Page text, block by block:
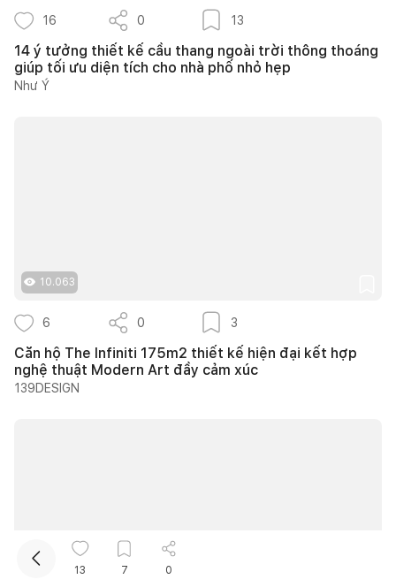
16 0 13
14 ý tưởng thiết kế cầu thang ngoài trời thông thoáng
giúp tối ưu diện tích cho nhà phố nhỏ hẹp
Như Ý
10.063
6 0 3
Căn hộ The Infiniti 175m2 thiết kế hiện đại kết hợp
nghệ thuật Modern Art đầy cảm xúc
139DESIGN
13 7 0
Kết nối thiết kế, thi công